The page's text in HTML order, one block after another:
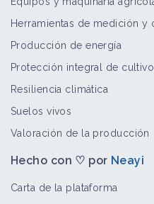
Herramientas de medición y
Producción de energía
Protección integral de
Resiliencia climática
Suelos vivos
Valoración de la producción
Hecho con ♡ por Neayi
Carta de la plataforma